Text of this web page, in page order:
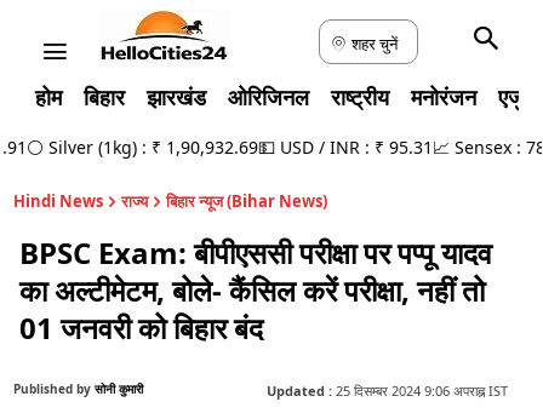
शहर चुनें
होम बिहार झारखंड ओरिजिनल राष्ट्रीय मनोरंजन
⚪ Silver (1kg) : ₹ 1,90,932.69💵 USD / INR : ₹ 95.31📈 Sensex :
Hindi News राज्य बिहार न्यूज (Bihar News)
BPSC Exam: बीपीएससी परीक्षा पर पप्पू यादव
का अल्टीमेटम, बोले- कैंसिल करें परीक्षा, नहीं तो
01 जनवरी को बिहार बंद
Published by सोनी कुमारी Updated : 25 दिसम्बर 2024 9:06 अपराह्न IST